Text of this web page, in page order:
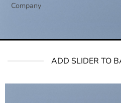
Company
ADD SLIDER TO